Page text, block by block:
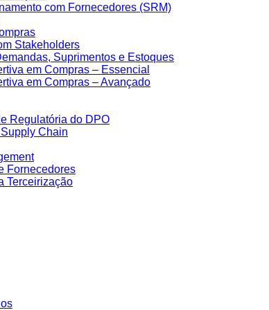
com Fornecedores (SRM)
Stakeholders
Suprimentos e Estoques
em Compras – Essencial
em Compras – Avançado
Regulatória do DPO
Chain
Fornecedores
Terceirização